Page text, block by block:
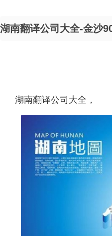
湖南翻译公司大全-金沙
湖南翻译公司大全，